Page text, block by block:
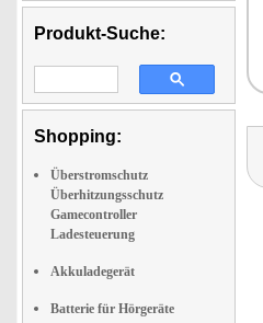
Produkt-Suche:
Shopping:
Überstromschutz
Überhitzungsschutz
Gamecontroller
Ladesteuerung
Akkuladegerät
Batterie für Hörgeräte